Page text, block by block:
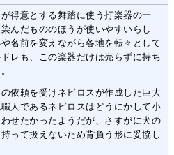
得意とする舞踏に使う打楽器の一
んだもののほうが使いやすいらし
名前を変えながら各地を転々として
レも、この楽器だけは売らずに持ち
依頼を受けネビロスが作成した巨大
人であるネビロスはどうにかして小
せたかったようだが、さすがに犬の
って扱えないため背負う形に妥協し